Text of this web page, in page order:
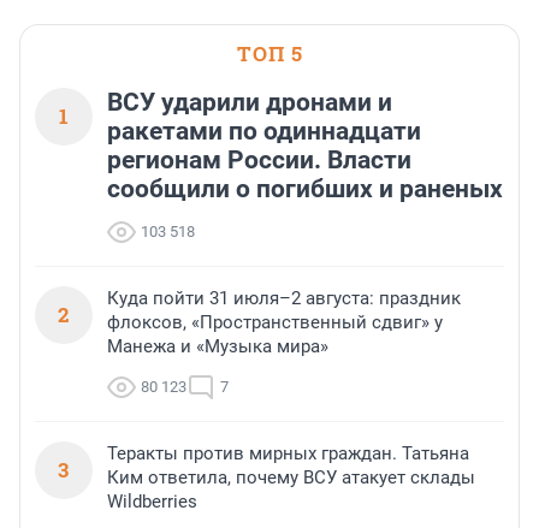
ТОП 5
1
ВСУ ударили дронами и
ракетами по одиннадцати
регионам России. Власти
сообщили о погибших и раненых
103 518
2
Куда пойти 31 июля–2 августа: праздник
флоксов, «Пространственный сдвиг» у
Манежа и «Музыка мира»
80 123 7
3
Теракты против мирных граждан. Татьяна
Ким ответила, почему ВСУ атакует склады
Wildberries